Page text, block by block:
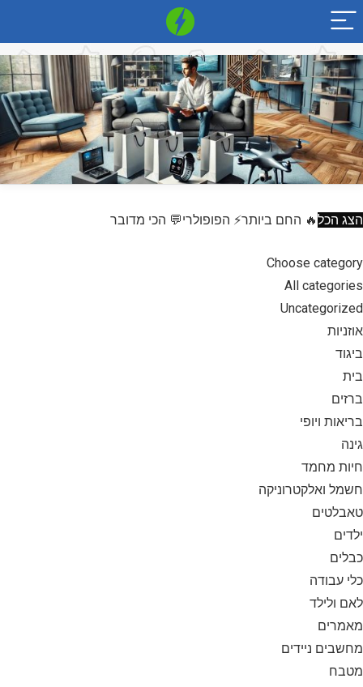
הצג הכל🔥 החם ביותר⚡ הפופולרי💬 הכי מדובר
Choose category
All categories
Uncategorized
אוזניות
ביגוד
בית
ברזים
בריאות ויופי
גינה
חיות מחמד
חשמל ואלקטרוניקה
טאבלטים
ילדים
כבלים
כלי עבודה
לאם ולילד
מאמרים
מחשבים ניידים
מטבח